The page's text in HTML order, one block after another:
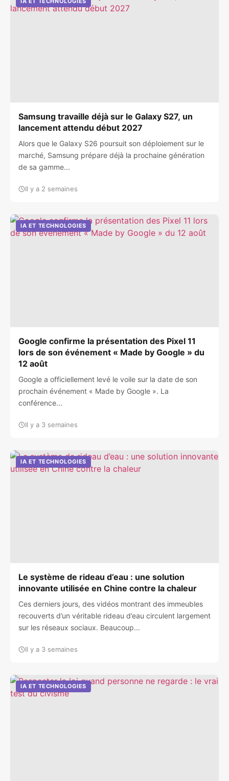
Samsung travaille déjà sur le Galaxy S27, un
lancement attendu début 2027
Alors que le Galaxy S26 poursuit son déploiement sur le
marché, Samsung prépare déjà la prochaine génération
de sa gamme...
Il y a 2 semaines
IA ET TECHNOLOGIES
Google confirme la présentation des Pixel 11
lors de son événement « Made by Google » du
12 août
Google a officiellement levé le voile sur la date de son
prochain événement « Made by Google ». La
conférence...
Il y a 3 semaines
IA ET TECHNOLOGIES
Le système de rideau d’eau : une solution
innovante utilisée en Chine contre la chaleur
Ces derniers jours, des vidéos montrant des immeubles
recouverts d’un véritable rideau d’eau circulent largement
sur les réseaux sociaux. Beaucoup...
Il y a 3 semaines
IA ET TECHNOLOGIES